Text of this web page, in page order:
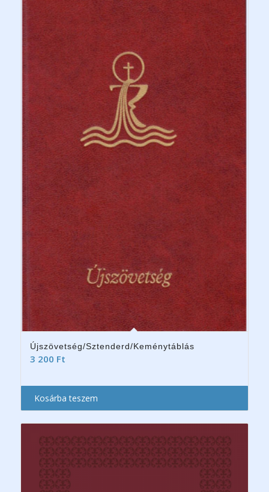
Újszövetség/Sztenderd/Keménytáblás
3 200 Ft
Kosárba teszem